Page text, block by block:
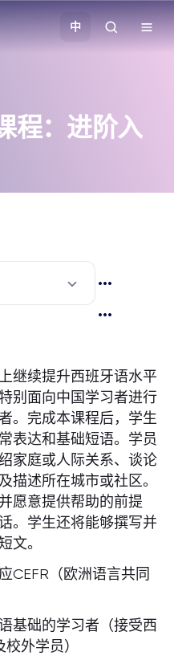
中
程：进阶入
继续提升西班牙语水平
别面向中国学习者进行
。完成本课程后，学生
表达和基础短语。学员
家庭或人际关系、谈论
描述所在城市或社区。
愿意提供帮助的前提
。学生还将能够撰写并
文。
CEFR（欧洲语言共同
基础的学习者（接受西
外学员）